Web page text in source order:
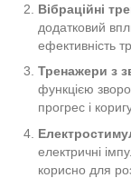
Вібраційні
додатковий
ефективність
Тренажери з
функцією
прогрес і
електричні
корисно для